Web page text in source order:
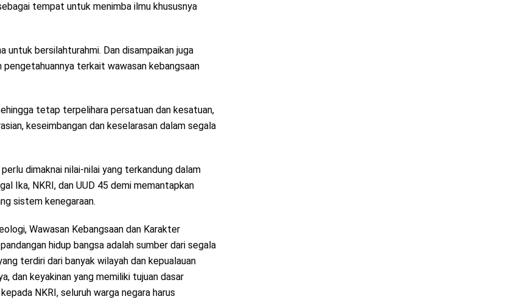
tempat untuk menimba ilmu khususnya
untuk bersilahturahmi. Dan disampaikan juga
terkait wawasan kebangsaan
tetap terpelihara persatuan dan kesatuan,
keseimbangan dan keselarasan dalam segala
dimaknai nilai-nilai yang terkandung dalam
Ika, NKRI, dan UUD 45 demi memantapkan
sistem kenegaraan.
Wawasan Kebangsaan dan Karakter
hidup bangsa adalah sumber dari segala
terdiri dari banyak wilayah dan kepualauan
dan keyakinan yang memiliki tujuan dasar
NKRI, seluruh warga negara harus